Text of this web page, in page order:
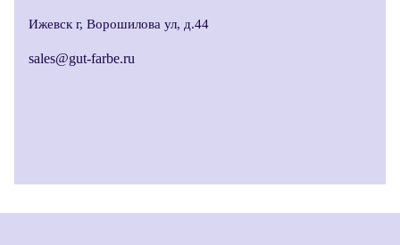
Ижевск г, Ворошилова ул, д.44
sales@gut-farbe.ru